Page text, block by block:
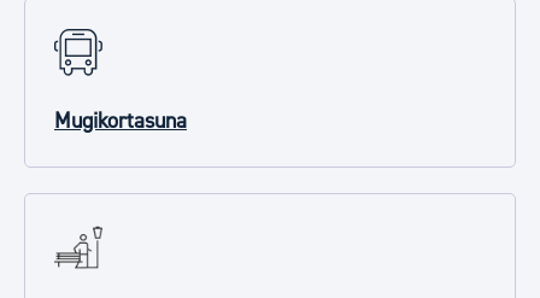
Mugikortasuna